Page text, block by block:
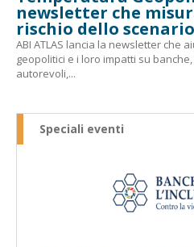
newsletter che
rischio dello
ABI ATLAS lancia la newsletter che
geopolitici e i loro impatti su
autorevoli,...
Speciali eventi